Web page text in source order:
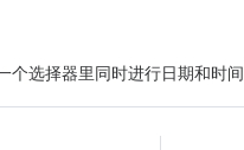
个选择器里同时进行日期和时